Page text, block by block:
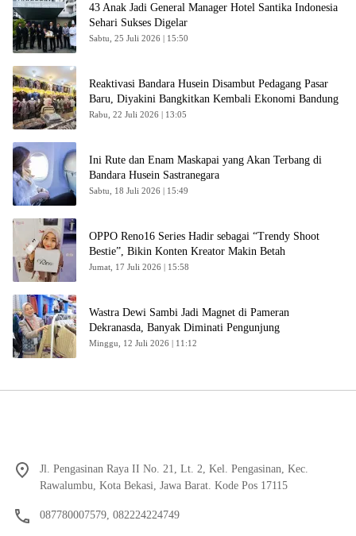
43 Anak Jadi General Manager Hotel Santika Indonesia
Sehari Sukses Digelar
Sabtu, 25 Juli 2026 | 15:50
Reaktivasi Bandara Husein Disambut Pedagang Pasar
Baru, Diyakini Bangkitkan Kembali Ekonomi Bandung
Rabu, 22 Juli 2026 | 13:05
Ini Rute dan Enam Maskapai yang Akan Terbang di
Bandara Husein Sastranegara
Sabtu, 18 Juli 2026 | 15:49
OPPO Reno16 Series Hadir sebagai “Trendy Shoot
Bestie”, Bikin Konten Kreator Makin Betah
Jumat, 17 Juli 2026 | 15:58
Wastra Dewi Sambi Jadi Magnet di Pameran
Dekranasda, Banyak Diminati Pengunjung
Minggu, 12 Juli 2026 | 11:12
Jl. Pengasinan Raya II No. 21, Lt. 2, Kel. Pengasinan, Kec.
Rawalumbu, Kota Bekasi, Jawa Barat. Kode Pos 17115
087780007579, 082224224749